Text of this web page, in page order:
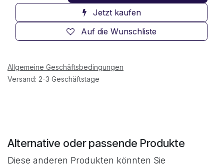
Jetzt kaufen
Auf die Wunschliste
Allgemeine Geschäftsbedingungen
Versand: 2-3 Geschäftstage
Alternative oder passende Produkte
Diese anderen Produkten könnten Sie